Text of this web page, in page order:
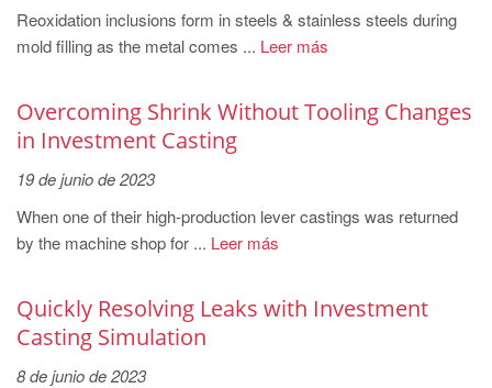
MAGMA South-America, Brazil
PT
MAGMA Türkiye
MAGMA China
ZH
MAGMA India
Reoxidation inclusions form in steels & stainless steels during
mold filling as the metal comes ... Leer más
Overcoming Shrink Without Tooling Changes
in Investment Casting
19 de junio de 2023
When one of their high-production lever castings was returned
by the machine shop for ... Leer más
Quickly Resolving Leaks with Investment
Casting Simulation
8 de junio de 2023